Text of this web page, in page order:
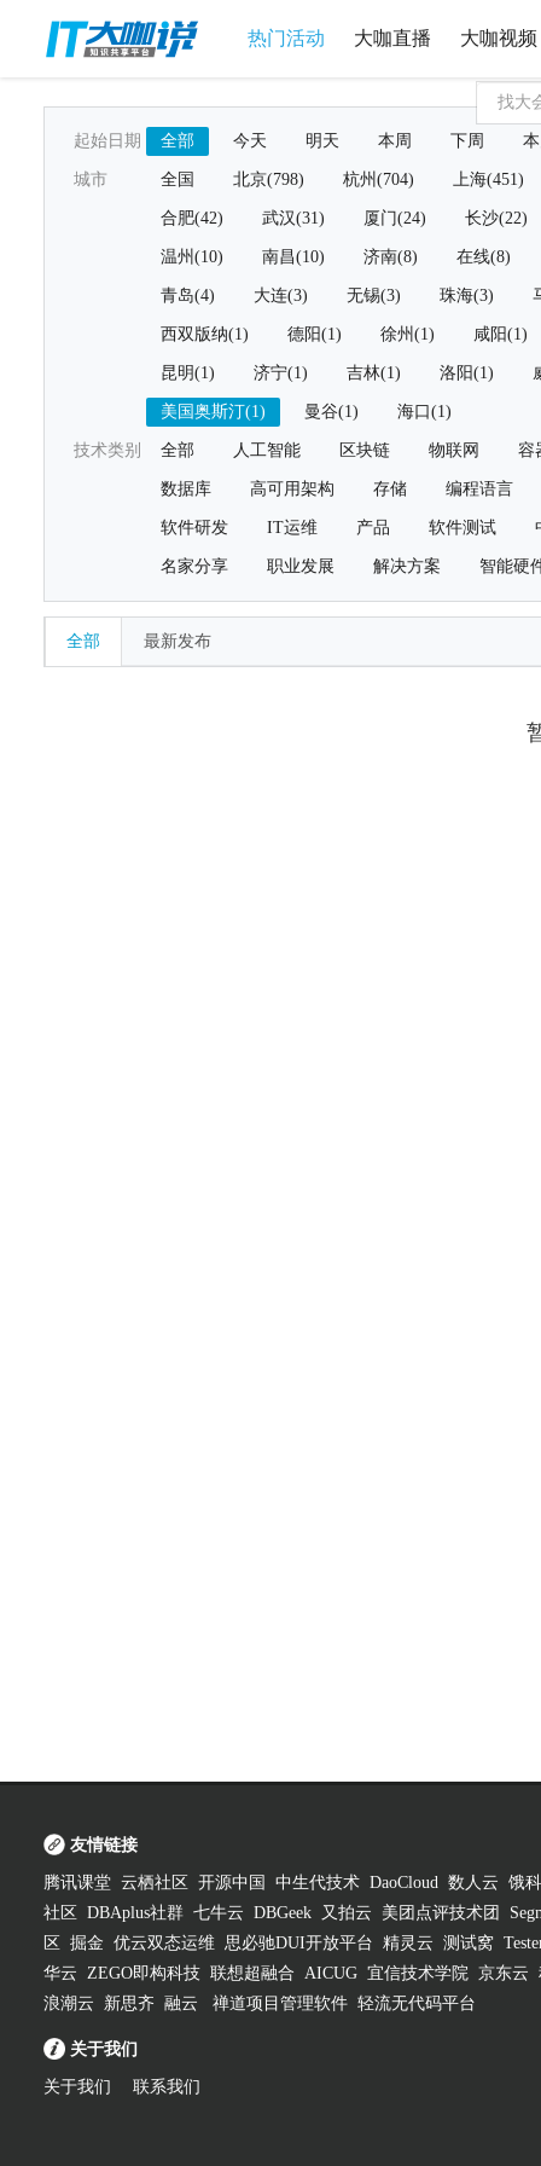
热门活动 大咖直播 大咖视频
起始日期 全部 今天 明天 本周 下周
城市 全国 北京(798) 杭州(704) 上海(451)
合肥(42) 武汉(31) 厦门(24) 长沙(22)
温州(10) 南昌(10) 济南(8) 在线(8)
青岛(4) 大连(3) 无锡(3) 珠海(3)
西双版纳(1) 德阳(1) 徐州(1) 咸阳(1)
昆明(1) 济宁(1) 吉林(1) 洛阳(1)
美国奥斯汀(1) 曼谷(1) 海口(1)
技术类别 全部 人工智能 区块链 物联网 容
数据库 高可用架构 存储 编程语言
软件研发 IT运维 产品 软件测试
名家分享 职业发展 解决方案 智能硬
全部 最新发布
友情链接
腾讯课堂 云栖社区 开源中国 中生代技术 DaoCloud 数人云 饿
社区
DBAplus社群 七牛云 DBGeek 又拍云 美团点评技术团
区
掘金 优云双态运维 思必驰DUI开放平台 精灵云 测试窝
华云 ZEGO即构科技 联想超融合 AICUG 宜信技术学院 京东云
浪潮云
新思齐 融云 禅道项目管理软件 轻流无代码平台
关于我们
关于我们 联系我们